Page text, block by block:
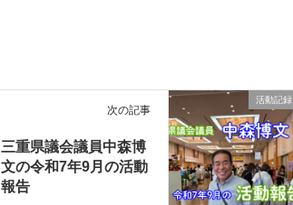
活動記録
次の記事
三重県議会議員中森博
文の令和7年9月の活動
報告